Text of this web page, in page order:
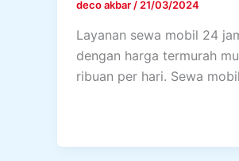
deco akbar / 21/03/2024
Layanan sewa mobil 24
dengan harga termurah
ribuan per hari. Sewa